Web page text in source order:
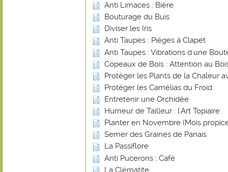
Anti Limaces : Bière
Bouturage du Buis
Diviser les Iris
Anti Taupes : Pièges à Clapet
Anti Taupes : Vibrations d'une
Copeaux de Bois : Attention au
Protéger les Plants de la Chaleur
Protéger les Camélias du Froid
Entretenir une Orchidée
Humeur de Tailleur : l'Art Topiaire
Planter en Novembre (Mois
Semer des Graines de Panais
La Passiflore
Anti Pucerons : Café
La Clématite